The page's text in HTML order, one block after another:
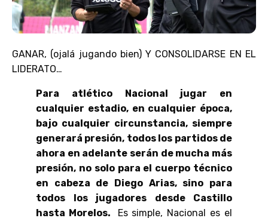
GANAR, (ojalá jugando bien) Y CONSOLIDARSE EN EL
LIDERATO…
Para atlético Nacional jugar en
cualquier estadio, en cualquier época,
bajo cualquier circunstancia, siempre
generará presión, todos los partidos de
ahora en adelante serán de mucha más
presión, no solo para el cuerpo técnico
en cabeza de Diego Arias, sino para
todos los jugadores desde Castillo
hasta Morelos. Es simple, Nacional es el